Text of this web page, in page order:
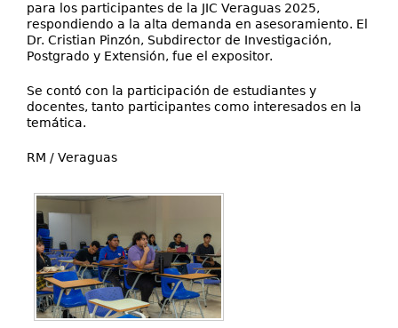
para los participantes de la JIC Veraguas 2025,
respondiendo a la alta demanda en asesoramiento. El
Dr. Cristian Pinzón, Subdirector de Investigación,
Postgrado y Extensión, fue el expositor.
Se contó con la participación de estudiantes y
docentes, tanto participantes como interesados en la
temática.
RM / Veraguas